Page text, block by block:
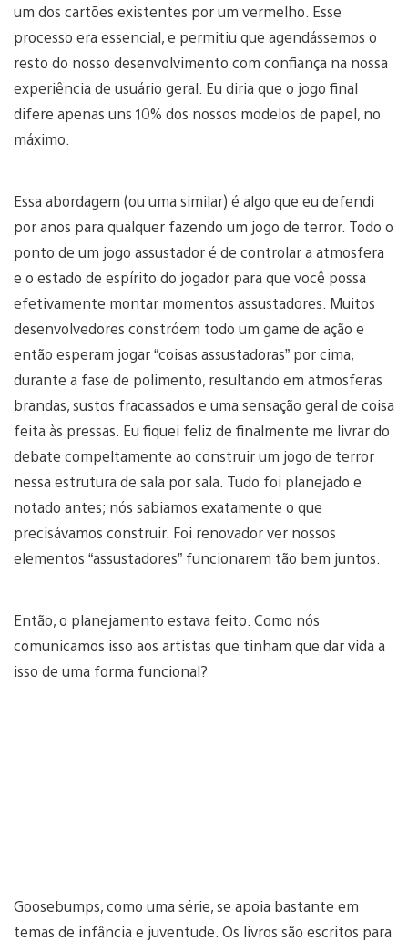
um dos cartões existentes por um vermelho. Esse
processo era essencial, e permitiu que agendássemos o
resto do nosso desenvolvimento com confiança na nossa
experiência de usuário geral. Eu diria que o jogo final
difere apenas uns 10% dos nossos modelos de papel, no
máximo.
Essa abordagem (ou uma similar) é algo que eu defendi
por anos para qualquer fazendo um jogo de terror. Todo o
ponto de um jogo assustador é de controlar a atmosfera
e o estado de espírito do jogador para que você possa
efetivamente montar momentos assustadores. Muitos
desenvolvedores constróem todo um game de ação e
então esperam jogar “coisas assustadoras” por cima,
durante a fase de polimento, resultando em atmosferas
brandas, sustos fracassados e uma sensação geral de coisa
feita às pressas. Eu fiquei feliz de finalmente me livrar do
debate compeltamente ao construir um jogo de terror
nessa estrutura de sala por sala. Tudo foi planejado e
notado antes; nós sabiamos exatamente o que
precisávamos construir. Foi renovador ver nossos
elementos “assustadores” funcionarem tão bem juntos.
Então, o planejamento estava feito. Como nós
comunicamos isso aos artistas que tinham que dar vida a
isso de uma forma funcional?
Goosebumps, como uma série, se apoia bastante em
temas de infância e juventude. Os livros são escritos para